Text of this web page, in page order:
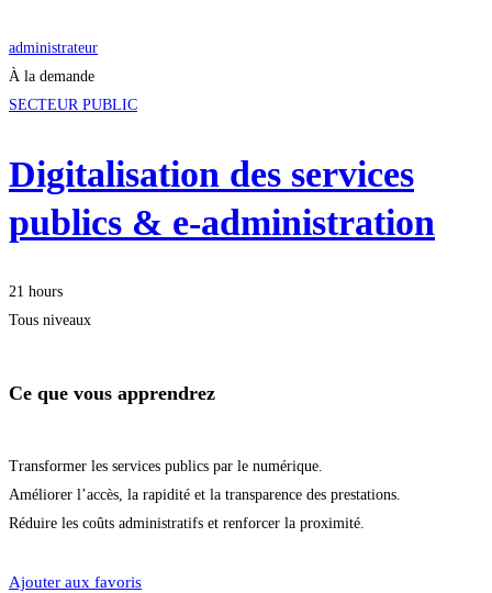
administrateur
À la demande
SECTEUR PUBLIC
Digitalisation des services
publics & e-administration
21 hours
Tous niveaux
Ce que vous apprendrez
Transformer les services publics par le numérique.
Améliorer l’accès, la rapidité et la transparence des prestations.
Réduire les coûts administratifs et renforcer la proximité.
Ajouter aux favoris